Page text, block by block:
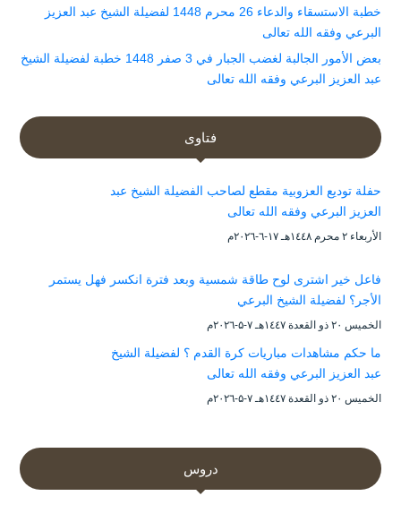
خطبة الاستسقاء والدعاء 26 محرم 1448 لفضيلة الشيخ عبد العزيز
البرعي وفقه الله تعالى
بعض الأمور الجالبة لغضب الجبار في 3 صفر 1448 خطبة لفضيلة الشيخ
عبد العزيز البرعي وفقه الله تعالى
فتاوى
حفلة توديع العزوبية مقطع لصاحب الفضيلة الشيخ عبد
العزيز البرعي وفقه الله تعالى
الأربعاء ۲ محرم ۱٤٤۸هـ ۱۷-٦-۲۰۲٦م
فاعل خير اشترى لوح طاقة شمسية وبعد فترة انكسر فهل يستمر
الأجر؟ لفضيلة الشيخ البرعي
الخميس ۲۰ ذو القعدة ۱٤٤۷هـ ۷-۵-۲۰۲٦م
ما حكم مشاهدات مباريات كرة القدم ؟ لفضيلة الشيخ
عبد العزيز البرعي وفقه الله تعالى
الخميس ۲۰ ذو القعدة ۱٤٤۷هـ ۷-۵-۲۰۲٦م
دروس